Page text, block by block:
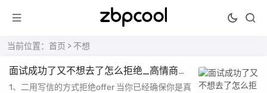
当前位置： 首页 > 不想
面试成功了又不想去了怎么拒绝_高情商拒
绝offer
1、二用写信的方式拒绝offer 当你已经确保你是真